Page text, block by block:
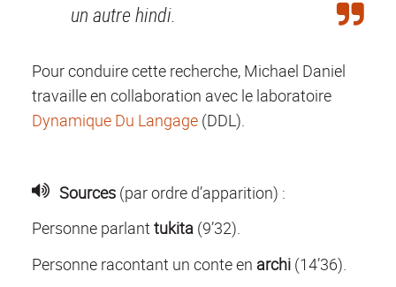
un autre hindi.
Pour conduire cette recherche, Michael Daniel
travaille en collaboration avec le laboratoire
Dynamique Du Langage (DDL).
Sources (par ordre d’apparition) :
Personne parlant tukita (9’32).
Personne racontant un conte en archi (14’36).